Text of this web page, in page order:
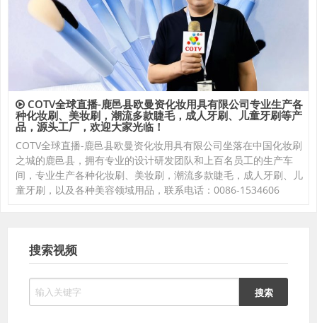
COTV全球直播-鹿邑县欧曼资化妆用具有限公司专业生产各
种化妆刷、美妆刷，潮流多款睫毛，成人牙刷、儿童牙刷等产
品，源头工厂，欢迎大家光临！
COTV全球直播-鹿邑县欧曼资化妆用具有限公司坐落在中国化妆刷
之城的鹿邑县，拥有专业的设计研发团队和上百名员工的生产车
间，专业生产各种化妆刷、美妆刷，潮流多款睫毛，成人牙刷、儿
童牙刷，以及各种美容领域用品，联系电话：0086-1534606
搜索视频